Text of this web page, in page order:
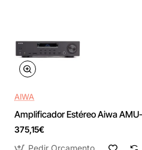
AIWA
Amplificador Estéreo Aiwa
375,15€
Pedir Orçamento